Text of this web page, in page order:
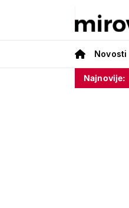
Novosti
Najnovije:
Policija